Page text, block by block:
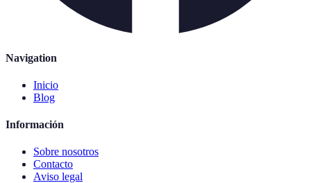
Navigation
Inicio
Blog
Información
Sobre nosotros
Contacto
Aviso legal